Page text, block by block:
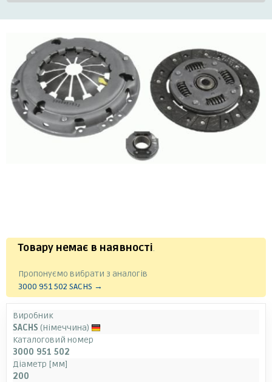
Товару немає в наявності.
Пропонуємо вибрати з аналогів
3000 951 502 SACHS →
Виробник
SACHS (Німеччина)
Каталоговий номер
3000 951 502
Діаметр [мм]
200